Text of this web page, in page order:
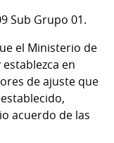
Sub Grupo 01.
el Ministerio de
en
de ajuste que
acuerdo de las